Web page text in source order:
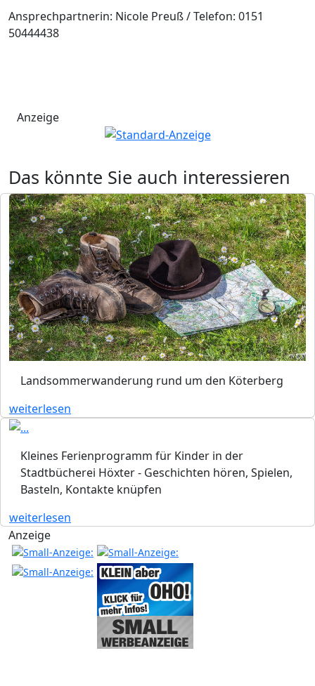
Ansprechpartnerin: Nicole Preuß / Telefon: 0151
50444438
Anzeige
Das könnte Sie auch interessieren
Landsommerwanderung rund um den Köterberg
weiterlesen
Kleines Ferienprogramm für Kinder in der
Stadtbücherei Höxter - Geschichten hören, Spielen,
Basteln, Kontakte knüpfen
weiterlesen
Anzeige